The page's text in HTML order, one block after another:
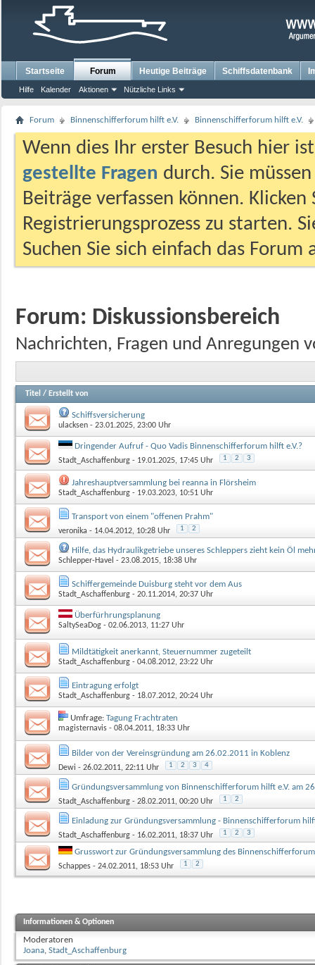
Startseite Forum
Hilfe Kalender Aktionen Nützliche Links
Heutige Beiträge Schiffsdatenbank
Forum Binnenschifferforum hilft e.V. Binnenschifferforum hilft e.V.
Wenn dies Ihr erster Besuch hier
gestellte Fragen durch. Sie
Beiträge verfassen können.
Registrierungsprozess zu starten.
Suchen Sie sich einfach das
Forum: Diskussionsbereich
Nachrichten, Fragen und Anregungen
Titel / Erstellt von
Schiffsversicherung
ulacksen - 23.01.2025, 23:00 Uhr
Dringender Aufruf - Quo Vadis Binnenschifferforum hilft e.V.?
Stadt_Aschaffenburg - 19.01.2025, 17:45 Uhr 1 2 3
Jahreshauptversammlung bei reanna in Flörsheim
Stadt_Aschaffenburg - 19.03.2023, 10:51 Uhr
Transport von einem "offenen Prahm"
veronika - 14.04.2012, 10:28 Uhr 1 2
Hilfe, das Hydraulikgetriebe unseres Schleppers zieht kein Öl
Schlepper-Havel - 23.08.2015, 18:38 Uhr
Schiffergemeinde Duisburg steht vor dem Aus
Stadt_Aschaffenburg - 20.11.2014, 20:37 Uhr
Überfürhrungsplanung
SaltySeaDog - 02.06.2013, 11:27 Uhr
Mildtätigkeit anerkannt, Steuernummer zugeteilt
Stadt_Aschaffenburg - 04.08.2012, 23:22 Uhr
Eintragung erfolgt
Stadt_Aschaffenburg - 18.07.2012, 20:24 Uhr
Umfrage: Tagung Frachtraten
magisternavis - 08.04.2011, 18:33 Uhr
Bilder von der Vereinsgründung am 26.02.2011 in Koblenz
Dewi - 26.02.2011, 22:11 Uhr 1 2 3 4
Gründungsversammlung von Binnenschifferforum hilft e.V. am
Stadt_Aschaffenburg - 28.02.2011, 00:20 Uhr 1 2
Einladung zur Gründungsversammlung - Binnenschifferforum
Stadt_Aschaffenburg - 16.02.2011, 18:37 Uhr 1 2 3
Grusswort zur Gründungsversammlung des
Schappes - 24.02.2011, 18:53 Uhr 1 2
Informationen & Optionen
Moderatoren
Joana, Stadt_Aschaffenburg